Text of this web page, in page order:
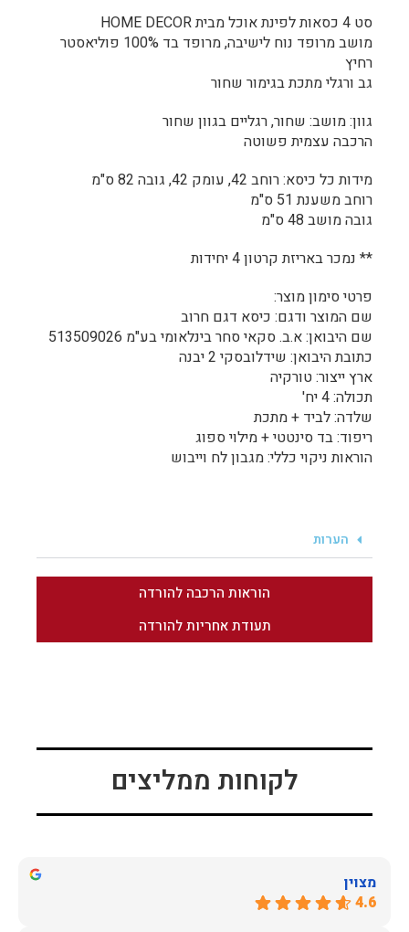
סט 4 כסאות לפינת אוכל מבית HOME DECOR
מושב מרופד נוח לישיבה, מרופד בד 100% פוליאסטר
רחיץ
גב ורגלי מתכת בגימור שחור
גוון: מושב: שחור, רגליים בגוון שחור
הרכבה עצמית פשוטה
מידות כל כיסא: רוחב 42, עומק 42, גובה 82 ס"מ
רוחב משענת 51 ס"מ
גובה מושב 48 ס"מ
** נמכר באריזת קרטון 4 יחידות
פרטי סימון מוצר:
שם המוצר ודגם: כיסא דגם חרוב
שם היבואן: א.ב. סקאי סחר בינלאומי בע"מ 513509026
כתובת היבואן: שידלובסקי 2 יבנה
ארץ ייצור: טורקיה
תכולה: 4 יח'
שלדה: לביד + מתכת
ריפוד: בד סינטטי + מילוי ספוג
הוראות ניקוי כללי: מגבון לח וייבוש
הערות
הוראות הרכבה להורדה
תעודת אחריות להורדה
לקוחות ממליצים
מצוין
4.6